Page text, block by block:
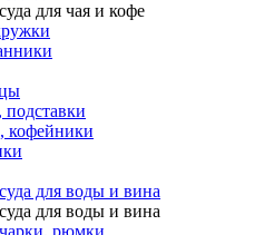
для чая и кофе
кофейники
для воды и вина
для воды и вина
рюмки